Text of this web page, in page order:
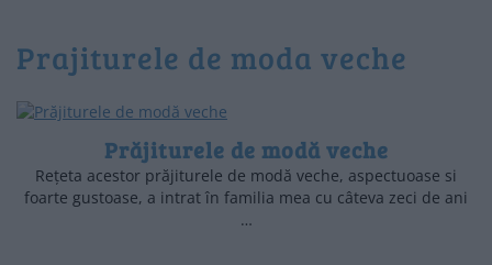
prajiturele de moda veche
Prăjiturele de modă veche
Rețeta acestor prăjiturele de modă veche, aspectuoase si
foarte gustoase, a intrat în familia mea cu câteva zeci de ani
…